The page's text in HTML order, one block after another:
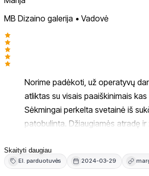
MB Dizaino galerija • Vadovė
Norime padėkoti, už operatyvų
atliktas su visais paaiškinimais kas
Sėkmingai perkelta svetainė iš
patobulinta. Džiaugiamės atradę
Rekomenduojame!
Skaityti daugiau
El. parduotuvės 2024-03-29